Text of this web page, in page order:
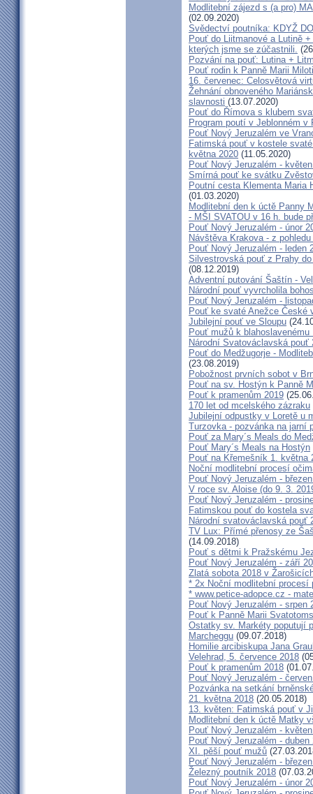
Modlitební zájezd s (a pro)
(02.09.2020)
Svědectví poutníka: KDYŽ
Pouť do Liitmanové a Lutině
kterých jsme se zúčastnili.
Pozvání na pouť: Lutina +
Pouť rodin k Panně Marii
16. červenec: Celosvětová
Žehnání obnoveného
slavnosti (13.07.2020)
Pouť do Římova s klubem
Program poutí v Jeblonném v
Pouť Nový Jeruzalém ve
Fatimská pouť v kostele
května 2020 (11.05.2020)
Pouť Nový Jeruzalém -
Smírná pouť ke svátku
Poutní cesta Klementa Maria
(01.03.2020)
Modlitební den k úctě Panny
- MŠI SVATOU v 16 h. bude
Pouť Nový Jeruzalém - únor
Návštěva Krakova - z
Pouť Nový Jeruzalém - leden
Silvestrovská pouť z Prahy
(08.12.2019)
Adventní putování Šaštín -
Národní pouť vyvrcholila
Pouť Nový Jeruzalém -
Pouť ke svaté Anežce České
Jubilejní pouť ve Sloupu
Pouť mužů k
Národní Svatováclavská pouť
Pouť do Medžugorje -
(23.08.2019)
Pobožnost prvních sobot v
Pouť na sv. Hostýn k Panně
Pouť k pramenům 2019
170 let od mcelského zázraku
Jubilejní odpustky v Loretě u
Turzovka - pozvánka na jarní
Pouť za Mary´s Meals do
Pouť Mary´s Meals na Hostýn
Pouť na Křemešník 1. května
Noční modlitební procesí
Pouť Nový Jeruzalém -
V roce sv. Aloise (do 9. 3.
Pouť Nový Jeruzalém -
Fatimskou pouť do kostela
Národní svatováclavská pouť
TV Lux: Přímé přenosy ze
(14.09.2018)
Pouť s dětmi k Pražskému
Pouť Nový Jeruzalém - září
Zlatá sobota 2018 v
* 2x Noční modlitební
* www.petice-adopce.cz -
Pouť Nový Jeruzalém - srpen
Pouť k Panně Marii
Ostatky sv. Markéty poputují
Marcheggu (09.07.2018)
Homilie arcibiskupa Jana
Velehrad, 5. července 2018
Pouť k pramenům 2018
Pouť Nový Jeruzalém -
Pozvánka na setkání
21. května 2018 (20.05.2018)
13. květen: Fatimská pouť v
Modlitební den k úctě Matky
Pouť Nový Jeruzalém -
Pouť Nový Jeruzalém - duben
XI. pěší pouť mužů
Pouť Nový Jeruzalém -
Železný poutník 2018
Pouť Nový Jeruzalém - únor